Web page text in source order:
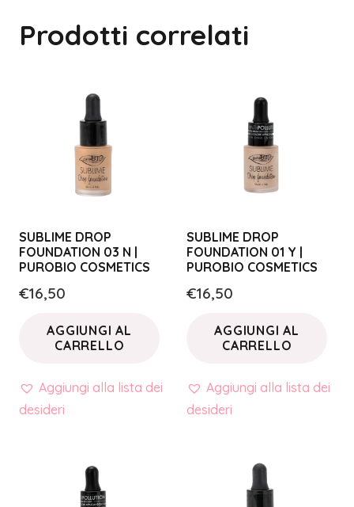
Prodotti correlati
SUBLIME DROP
FOUNDATION 03 N |
PUROBIO COSMETICS
€16,50
AGGIUNGI AL
CARRELLO
Aggiungi alla lista dei
desideri
SUBLIME DROP
FOUNDATION 01 Y |
PUROBIO COSMETICS
€16,50
AGGIUNGI AL
CARRELLO
Aggiungi alla lista dei
desideri